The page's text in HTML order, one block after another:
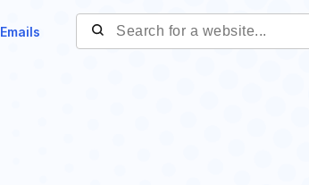
Emails